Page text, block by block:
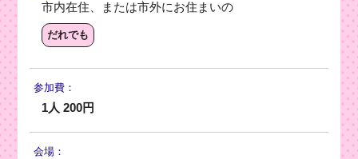
市内在住、または市外にお住まいの
だれでも
参加費：
1人 200円
会場：